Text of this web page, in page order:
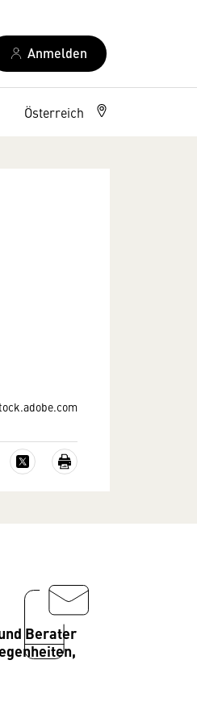
Anmelden
Österreich
Berater